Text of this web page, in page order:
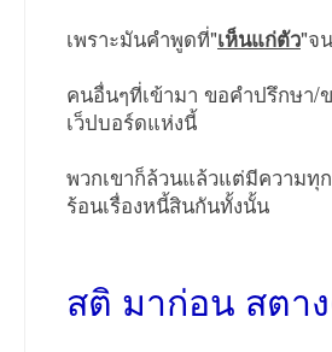
เพราะมันคำพูดที่"เห็นแก่ตัว"จ
คนอื่นๆที่เข้ามา ขอคำปรึกษา/
เว็ปบอร์ดแห่งนี้
พวกเขาก็ล้วนแล้วแต่มีความทุ
ร้อนเรื่องหนี้สินกันทั้งนั้น
สติ มาก่อน สตา